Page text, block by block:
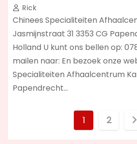
Rick
Chinees Specialiteiten
Jasmijnstraat 31 3353 CG
Holland U kunt ons bellen op:
mailen naar: En bezoek onze
Specialiteiten Afhaalcentrum
Papendrecht…
1 2